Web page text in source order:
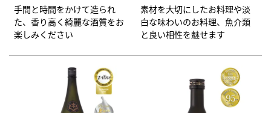
手間と時間をかけて造られ
た、香り高く綺麗な酒質をお
楽しみください
素材を大切にしたお料理や淡
白な味わいのお料理、魚介類
と良い相性を魅せます